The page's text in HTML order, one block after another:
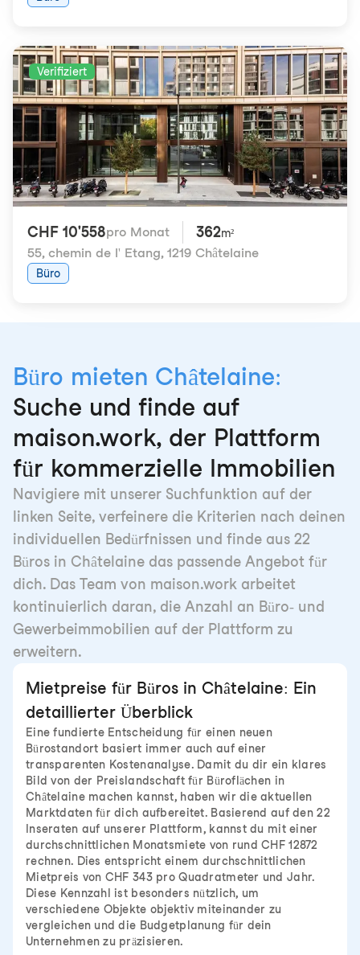
Verifiziert
CHF 10'558pro Monat 362m²
55, chemin de l' Etang, 1219 Châtelaine
Büro
Büro mieten Châtelaine:
Suche und finde auf
maison.work, der Plattform
für kommerzielle Immobilien
Navigiere mit unserer Suchfunktion auf der
linken Seite, verfeinere die Kriterien nach deinen
individuellen Bedürfnissen und finde aus 22
Büros in Châtelaine das passende Angebot für
dich. Das Team von maison.work arbeitet
kontinuierlich daran, die Anzahl an Büro- und
Gewerbeimmobilien auf der Plattform zu
erweitern.
Mietpreise für Büros in Châtelaine: Ein
detaillierter Überblick
Eine fundierte Entscheidung für einen neuen
Bürostandort basiert immer auch auf einer
transparenten Kostenanalyse. Damit du dir ein klares
Bild von der Preislandschaft für Büroflächen in
Châtelaine machen kannst, haben wir die aktuellen
Marktdaten für dich aufbereitet. Basierend auf den 22
Inseraten auf unserer Plattform, kannst du mit einer
durchschnittlichen Monatsmiete von rund CHF 12872
rechnen. Dies entspricht einem durchschnittlichen
Mietpreis von CHF 343 pro Quadratmeter und Jahr.
Diese Kennzahl ist besonders nützlich, um
verschiedene Objekte objektiv miteinander zu
vergleichen und die Budgetplanung für dein
Unternehmen zu präzisieren.